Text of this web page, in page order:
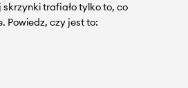
trafiało tylko to, co
Powiedz, czy jest to: